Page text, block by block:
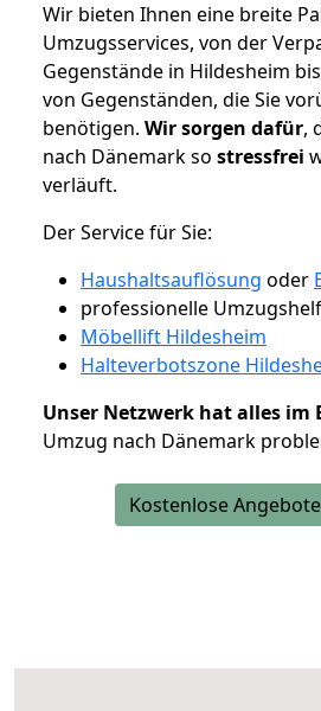
Wir bieten Ihnen eine breite
Umzugsservices, von der
Gegenstände in Hildesheim
von Gegenständen, die Sie
benötigen. Wir sorgen dafür,
nach Dänemark so stressfrei
verläuft.
Der Service für Sie:
Haushaltsauflösung oder
professionelle
Möbellift Hildesheim
Halteverbotszone
Unser Netzwerk hat alles im
Umzug nach Dänemark
Kostenlose